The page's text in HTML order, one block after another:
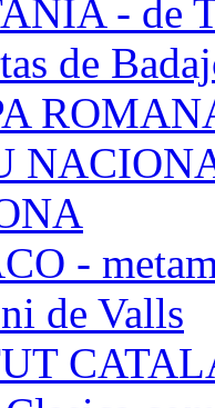
- de
de
-
de Valls